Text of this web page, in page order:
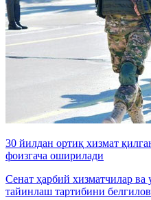
30 йилдан ортиқ хизмат
фоизгача оширилади
Сенат ҳарбий хизматчилар ва
тайинлаш тартибини